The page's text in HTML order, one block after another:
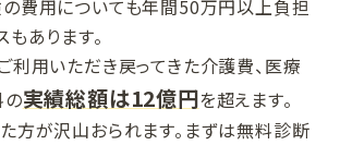
費用についても年間50万円以上負担
あります。
利用いただき戻ってきた介護費、医療
の実績総額は12億円を超えます。
方が沢山おられます。まずは無料診断